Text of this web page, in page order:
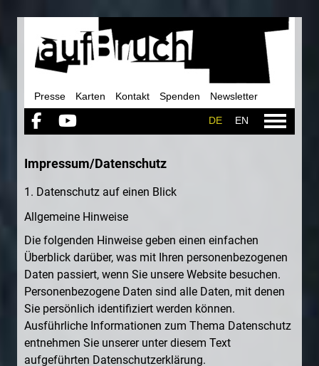
Navigation
überspringen
Presse Karten Kontakt Spenden Newsletter
  DE EN
Impressum/Datenschutz
1. Datenschutz auf einen Blick
Allgemeine Hinweise
Die folgenden Hinweise geben einen einfachen
Überblick darüber, was mit Ihren personenbezogenen
Daten passiert, wenn Sie unsere Website besuchen.
Personenbezogene Daten sind alle Daten, mit denen
Sie persönlich identifiziert werden können.
Ausführliche Informationen zum Thema Datenschutz
entnehmen Sie unserer unter diesem Text
aufgeführten Datenschutzerklärung.